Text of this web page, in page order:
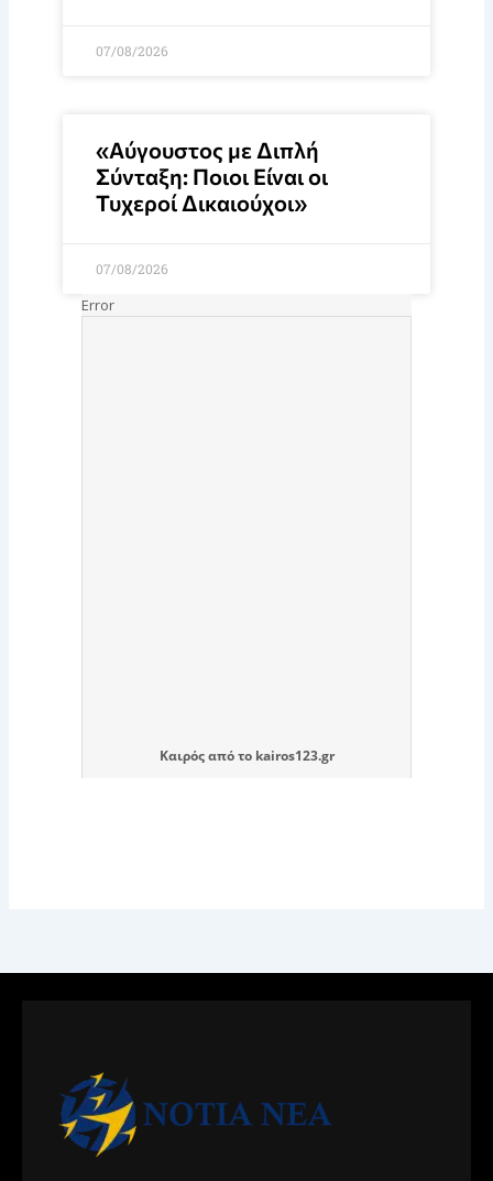
07/08/2026
«Αύγουστος με Διπλή
Σύνταξη: Ποιοι Είναι οι
Τυχεροί Δικαιούχοι»
07/08/2026
Καιρόςαπό το kairos123.gr